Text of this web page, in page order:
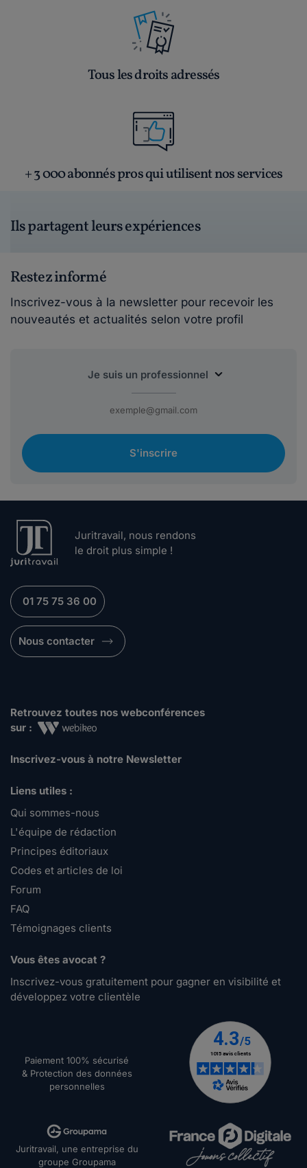
Tous les droits adressés
+ 3 000 abonnés pros qui utilisent nos services
Ils partagent leurs expériences
Restez informé
Inscrivez-vous à la newsletter pour recevoir les
nouveautés et actualités selon votre profil
S'inscrire
Juritravail, nous rendons
le droit plus simple !
01 75 75 36 00
Nous contacter
Retrouvez toutes nos webconférences
sur :
Inscrivez-vous à notre Newsletter
Liens utiles :
Qui sommes-nous
L'équipe de rédaction
Principes éditoriaux
Codes et articles de loi
Forum
FAQ
Témoignages clients
Vous êtes avocat ?
Inscrivez-vous gratuitement pour gagner en visibilité et
développez votre clientèle
Paiement 100% sécurisé
& Protection des données
personnelles
Juritravail, une entreprise du
groupe Groupama